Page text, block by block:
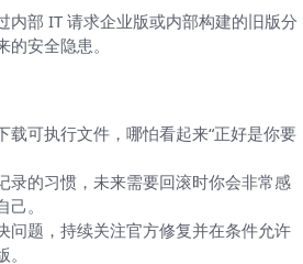
内部 IT 请求企业版或内部构建的旧版分
安全隐患。
载可执行文件，哪怕看起来“正好是你要
录的习惯，未来需要回滚时你会非常感
。
问题，持续关注官方修复并在条件允许